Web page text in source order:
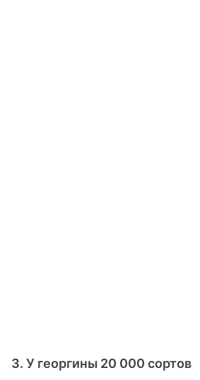
3. У георгины 20 000 сортов